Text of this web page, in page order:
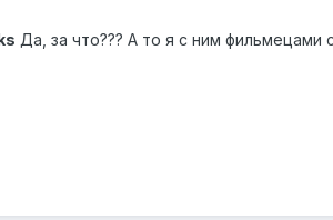
Да, за что??? А то я с ним фильмецами